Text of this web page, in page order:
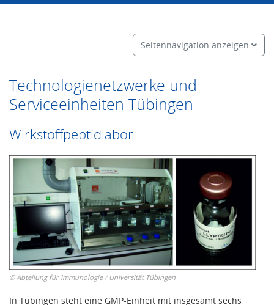
Seitennavigation anzeigen
Technologienetzwerke und
Serviceeinheiten Tübingen
Wirkstoffpeptidlabor
©Abteilung für Immunologie / Universität Tübingen
In Tübingen steht eine GMP-Einheit mit insgesamt sechs